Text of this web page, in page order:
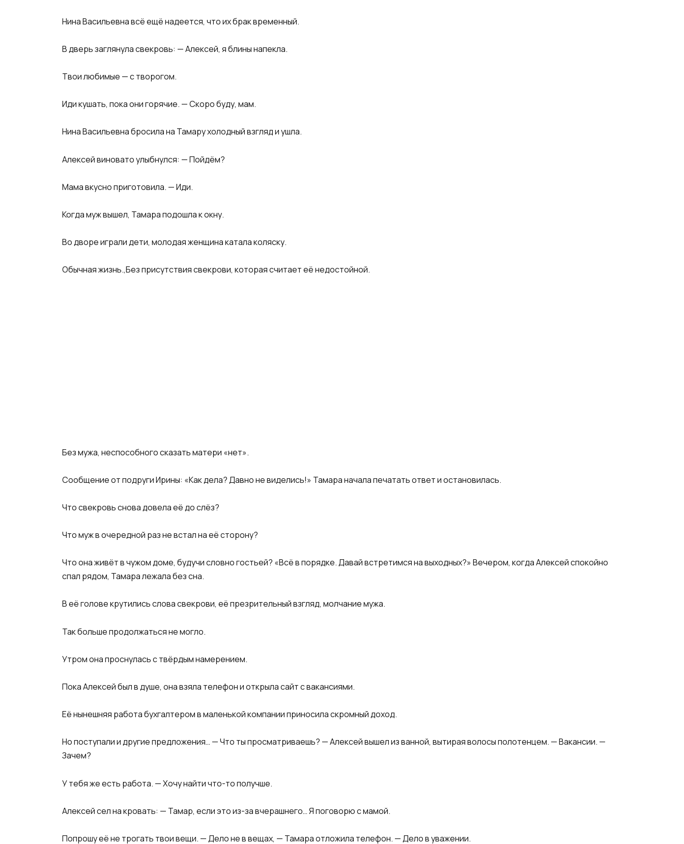
Нина Васильевна всё ещё надеется, что их брак временный.
В дверь заглянула свекровь: — Алексей, я блины напекла.
Твои любимые — с творогом.
Иди кушать, пока они горячие. — Скоро буду, мам.
Нина Васильевна бросила на Тамару холодный взгляд и ушла.
Алексей виновато улыбнулся: — Пойдём?
Мама вкусно приготовила. — Иди.
Когда муж вышел, Тамара подошла к окну.
Во дворе играли дети, молодая женщина катала коляску.
Обычная жизнь.,Без присутствия свекрови, которая считает её недостойной.
Без мужа, неспособного сказать матери «нет».
Сообщение от подруги Ирины: «Как дела? Давно не виделись!» Тамара начала печатать ответ и остановилась.
Что свекровь снова довела её до слёз?
Что муж в очередной раз не встал на её сторону?
Что она живёт в чужом доме, будучи словно гостьей? «Всё в порядке. Давай встретимся на выходных?» Вечером, когда Алексей спокойно
спал рядом, Тамара лежала без сна.
В её голове крутились слова свекрови, её презрительный взгляд, молчание мужа.
Так больше продолжаться не могло.
Утром она проснулась с твёрдым намерением.
Пока Алексей был в душе, она взяла телефон и открыла сайт с вакансиями.
Её нынешняя работа бухгалтером в маленькой компании приносила скромный доход.
Но поступали и другие предложения… — Что ты просматриваешь? — Алексей вышел из ванной, вытирая волосы полотенцем. — Вакансии. —
Зачем?
У тебя же есть работа. — Хочу найти что-то получше.
Алексей сел на кровать: — Тамар, если это из-за вчерашнего… Я поговорю с мамой.
Попрошу её не трогать твои вещи. — Дело не в вещах, — Тамара отложила телефон. — Дело в уважении.